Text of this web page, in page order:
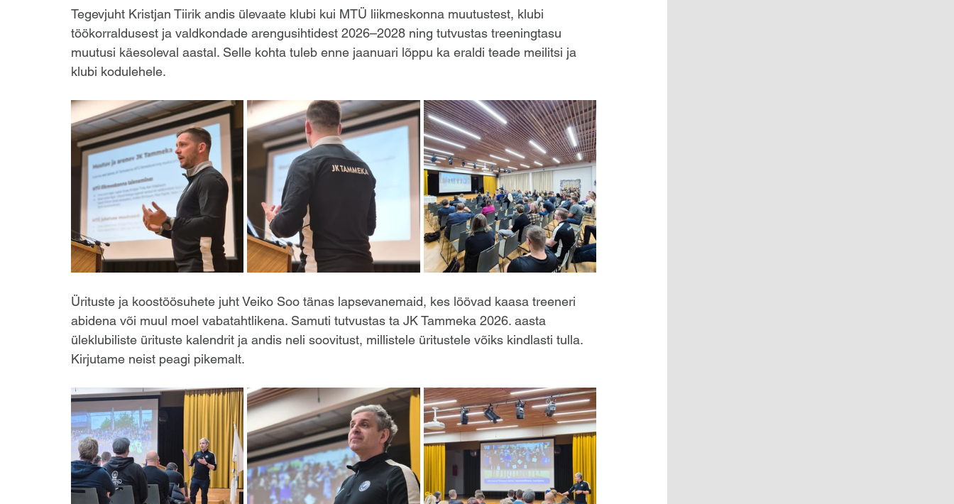
Tegevjuht Kristjan Tiirik andis ülevaate klubi kui MTÜ liikmeskonna muutustest, klubi
töökorraldusest ja valdkondade arengusihtidest 2026–2028 ning tutvustas treeningtasu
muutusi käesoleval aastal. Selle kohta tuleb enne jaanuari lõppu ka eraldi teade meilitsi ja
klubi kodulehele.
Ürituste ja koostöösuhete juht Veiko Soo tänas lapsevanemaid, kes löövad kaasa treeneri
abidena või muul moel vabatahtlikena. Samuti tutvustas ta JK Tammeka 2026. aasta
üleklubiliste ürituste kalendrit ja andis neli soovitust, millistele üritustele võiks kindlasti tulla.
Kirjutame neist peagi pikemalt.